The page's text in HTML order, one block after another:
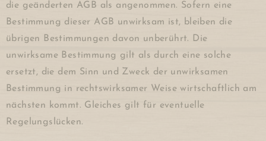
die geänderten AGB als angenommen. Sofern eine
Bestimmung dieser AGB unwirksam ist, bleiben die
übrigen Bestimmungen davon unberührt. Die
unwirksame Bestimmung gilt als durch eine solche
ersetzt, die dem Sinn und Zweck der unwirksamen
Bestimmung in rechtswirksamer Weise wirtschaftlich am
nächsten kommt. Gleiches gilt für eventuelle
Regelungslücken.